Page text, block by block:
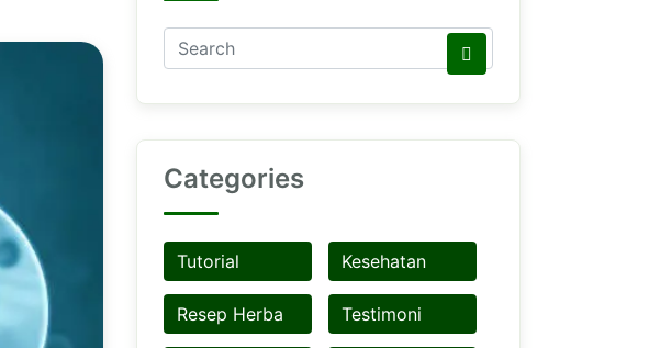
Categories
Tutorial Kesehatan
Resep Herba Testimoni